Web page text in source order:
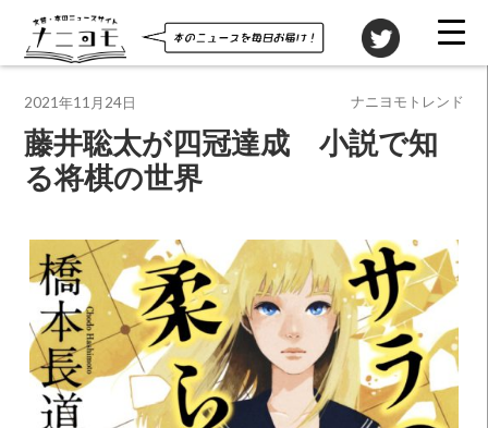
藤井聡太が四冠達成 小説で知
る将棋の世界
2021年11月24日 ナニヨモトレンド